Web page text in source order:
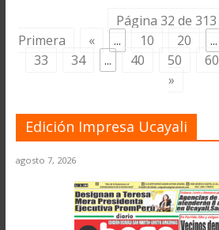
Página 32 de 313
Primera
« ... 10 20 ...
33
34 ... 40 50 60
»
Edición Impresa Ucayali
agosto 7, 2026